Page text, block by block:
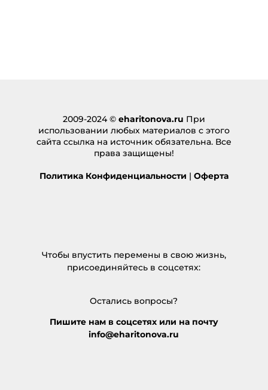
2009-2024 © eharitonova.ru При
использовании любых материалов с этого
сайта ссылка на источник обязательна. Все
права защищены!
Политика Конфиденциальности | Оферта
Чтобы впустить перемены в свою жизнь,
присоединяйтесь в соцсетях:
Остались вопросы?
Пишите нам в соцсетях или на почту
info@eharitonova.ru